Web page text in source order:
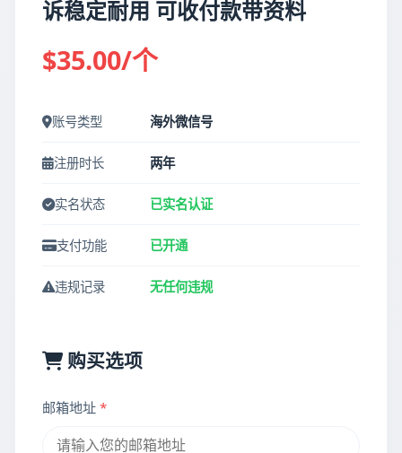
诉稳定耐用 可收付款带资料
$35.00/个
账号类型 海外微信号
注册时长 两年
实名状态 已实名认证
支付功能 已开通
违规记录 无任何违规
购买选项
邮箱地址 *